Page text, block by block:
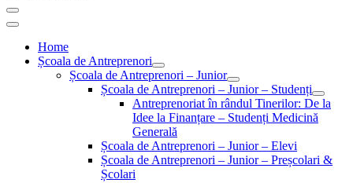
Home
Școala de Antreprenori
Școala de Antreprenori – Junior
Școala de Antreprenori – Junior – Studenți
Antreprenoriat în rândul Tinerilor: De la
Idee la Finanțare – Studenți Medicină
Generală
Școala de Antreprenori – Junior – Elevi
Școala de Antreprenori – Junior – Preșcolari &
Școlari